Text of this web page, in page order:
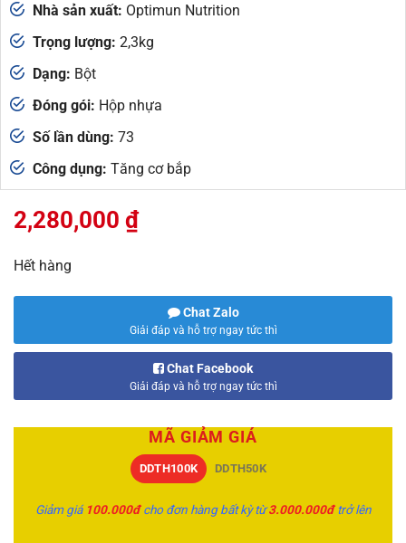
Nhà sản xuất: Optimun Nutrition
Trọng lượng: 2,3kg
Dạng: Bột
Đóng gói: Hộp nhựa
Số lần dùng: 73
Công dụng: Tăng cơ bắp
2,280,000 ₫
Hết hàng
Chat Zalo
Giải đáp và hỗ trợ ngay tức thì
Chat Facebook
Giải đáp và hỗ trợ ngay tức thì
MÃ GIẢM GIÁ
DDTH100K DDTH50K
Giảm giá 100.000đcho đơn hàng bất kỳ từ3.000.000đ trở lên